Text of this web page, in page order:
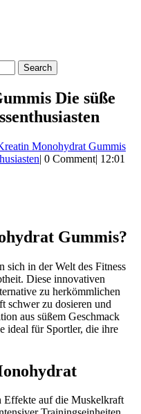
Die süße
Monohydrat Gummis
| 0 Comment| 12:01
Gummis?
sich in der Welt des Fitness
Diese innovativen
zu herkömmlichen
schwer zu dosieren und
aus süßem Geschmack
ideal für Sportler, die ihre
Effekte auf die Muskelkraft